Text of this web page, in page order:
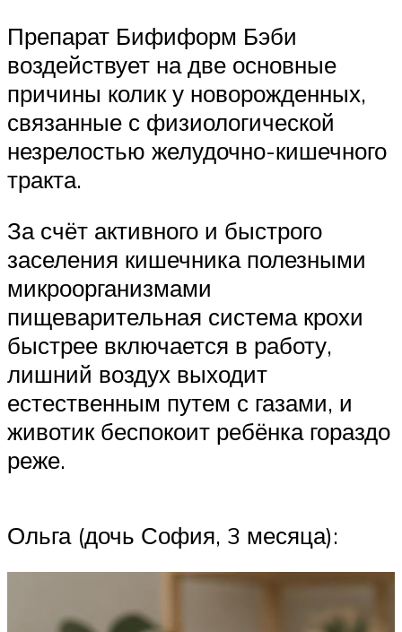
Препарат Бифиформ Бэби
воздействует на две основные
причины колик у новорожденных,
связанные с физиологической
незрелостью желудочно-кишечного
тракта.
За счёт активного и быстрого
заселения кишечника полезными
микроорганизмами
пищеварительная система крохи
быстрее включается в работу,
лишний воздух выходит
естественным путем с газами, и
животик беспокоит ребёнка гораздо
реже.
Ольга (дочь София, 3 месяца):